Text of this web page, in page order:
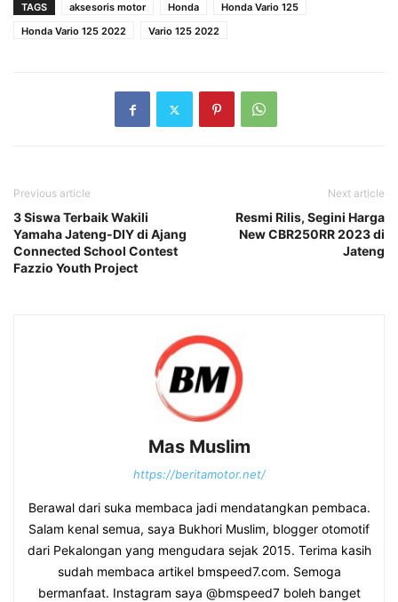
TAGS aksesoris motor Honda
Honda Vario 125
Honda Vario 125 2022
Vario 125 2022
Previous article
3 Siswa Terbaik Wakili
Yamaha Jateng-DIY di Ajang
Connected School Contest
Fazzio Youth Project
Next article
Resmi Rilis, Segini Harga
New CBR250RR 2023 di
Jateng
Mas Muslim
https://beritamotor.net/
Berawal dari suka membaca jadi mendatangkan pembaca.
Salam kenal semua, saya Bukhori Muslim, blogger otomotif
dari Pekalongan yang mengudara sejak 2015. Terima kasih
sudah membaca artikel bmspeed7.com. Semoga
bermanfaat. Instagram saya @bmspeed7 boleh banget